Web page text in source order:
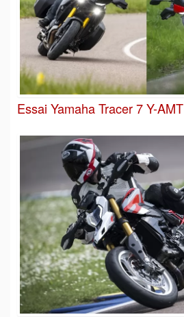
Essai Yamaha Tracer 7 Y-AMT